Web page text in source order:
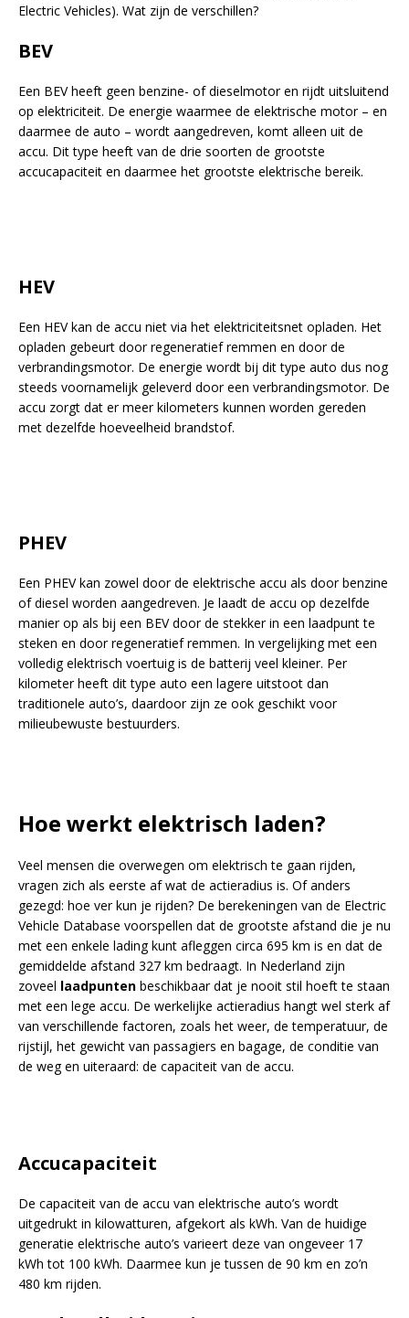
Electric Vehicles). Wat zijn de verschillen?
BEV
Een BEV heeft geen benzine- of dieselmotor en rijdt uitsluitend
op elektriciteit. De energie waarmee de elektrische motor – en
daarmee de auto – wordt aangedreven, komt alleen uit de
accu. Dit type heeft van de drie soorten de grootste
accucapaciteit en daarmee het grootste elektrische bereik.
HEV
Een HEV kan de accu niet via het elektriciteitsnet opladen. Het
opladen gebeurt door regeneratief remmen en door de
verbrandingsmotor. De energie wordt bij dit type auto dus nog
steeds voornamelijk geleverd door een verbrandingsmotor. De
accu zorgt dat er meer kilometers kunnen worden gereden
met dezelfde hoeveelheid brandstof.
PHEV
Een PHEV kan zowel door de elektrische accu als door benzine
of diesel worden aangedreven. Je laadt de accu op dezelfde
manier op als bij een BEV door de stekker in een laadpunt te
steken en door regeneratief remmen. In vergelijking met een
volledig elektrisch voertuig is de batterij veel kleiner. Per
kilometer heeft dit type auto een lagere uitstoot dan
traditionele auto’s, daardoor zijn ze ook geschikt voor
milieubewuste bestuurders.
Hoe werkt elektrisch laden?
Veel mensen die overwegen om elektrisch te gaan rijden,
vragen zich als eerste af wat de actieradius is. Of anders
gezegd: hoe ver kun je rijden? De berekeningen van de Electric
Vehicle Database voorspellen dat de grootste afstand die je nu
met een enkele lading kunt afleggen circa 695 km is en dat de
gemiddelde afstand 327 km bedraagt. In Nederland zijn
zoveel laadpunten beschikbaar dat je nooit stil hoeft te staan
met een lege accu. De werkelijke actieradius hangt wel sterk af
van verschillende factoren, zoals het weer, de temperatuur, de
rijstijl, het gewicht van passagiers en bagage, de conditie van
de weg en uiteraard: de capaciteit van de accu.
Accucapaciteit
De capaciteit van de accu van elektrische auto’s wordt
uitgedrukt in kilowatturen, afgekort als kWh. Van de huidige
generatie elektrische auto’s varieert deze van ongeveer 17
kWh tot 100 kWh. Daarmee kun je tussen de 90 km en zo’n
480 km rijden.